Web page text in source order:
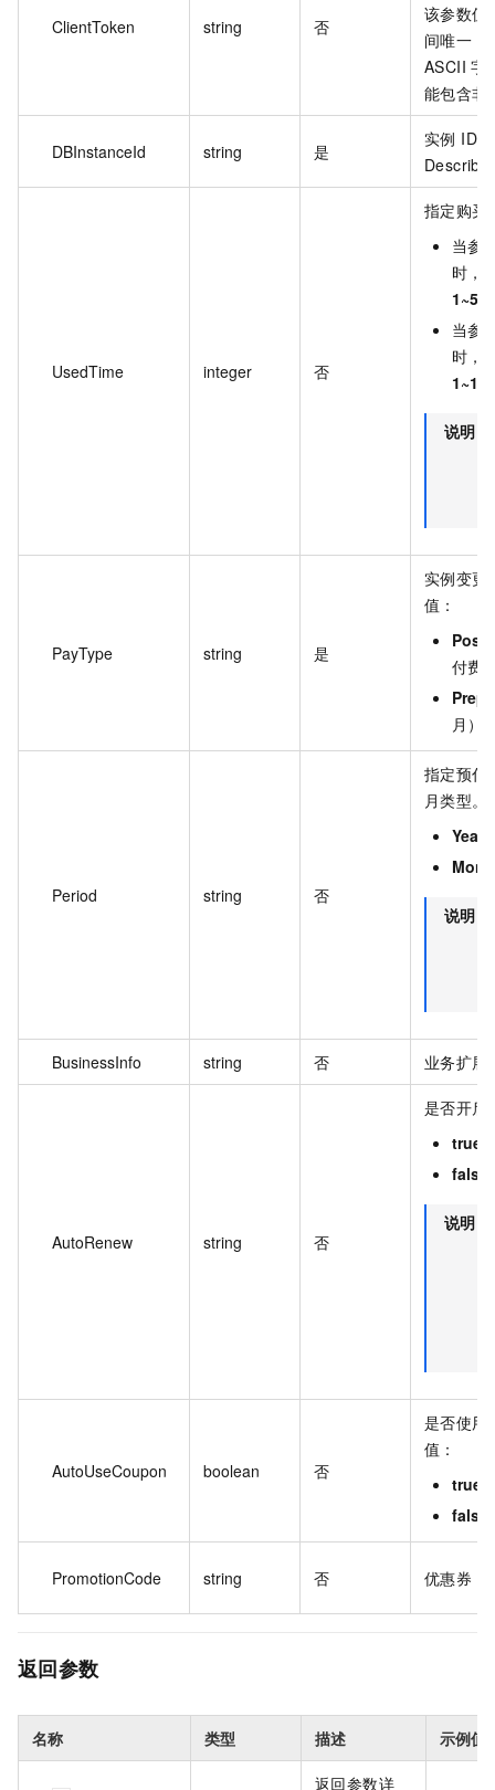
ClientToken string 否
该参数值
间唯一，
ASCII 字
能包含非
DBInstanceId string 是
实例 ID
UsedTime integer 否
指定购买
当参
时，
1~5
当参
时，
1~11
说明
PayType string 是
实例变更
值：
付费
月）
Period string 否
指定预付
月类型。
Year
说明
BusinessInfo string 否 业务扩展
AutoRenew string 否
是否开启
true
false
说明
AutoUseCoupon boolean 否
是否使用
值：
true
false
PromotionCode string 否 优惠券
返回参数
名称 类型 描述 示例值
返回参数详